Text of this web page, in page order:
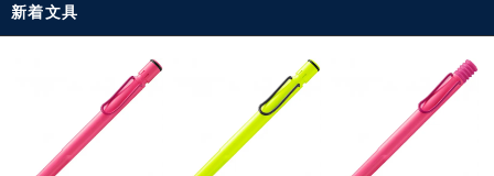
新着文具